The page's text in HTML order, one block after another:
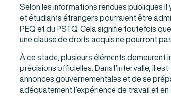
Selon les informations rendues publiques il
et étudiants étrangers pourraient être
PEQ et du PSTQ. Cela signifie toutefois
une clause de droits acquis ne pourront
À ce stade, plusieurs éléments demeurent
précisions officielles. Dans l’intervalle, il
annonces gouvernementales et de se
adéquatement l’expérience de travail et